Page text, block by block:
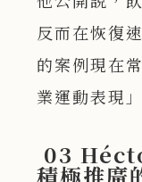
反而在恢復
的案例現在
業運動表現
03
積極推廣